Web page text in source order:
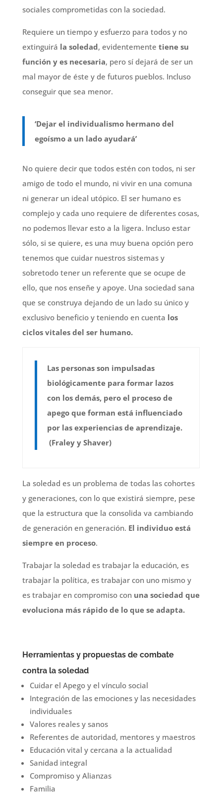
sociales comprometidas con la sociedad.
Requiere un tiempo y esfuerzo para todos y no
extinguirá la soledad, evidentemente tiene su
función y es necesaria, pero sí dejará de ser un
mal mayor de éste y de futuros pueblos. Incluso
conseguir que sea menor.
‘Dejar el individualismo hermano del
egoísmo a un lado ayudará’
No quiere decir que todos estén con todos, ni ser
amigo de todo el mundo, ni vivir en una comuna
ni generar un ideal utópico. El ser humano es
complejo y cada uno requiere de diferentes cosas,
no podemos llevar esto a la ligera. Incluso estar
sólo, si se quiere, es una muy buena opción pero
tenemos que cuidar nuestros sistemas y
sobretodo tener un referente que se ocupe de
ello, que nos enseñe y apoye. Una sociedad sana
que se construya dejando de un lado su único y
exclusivo beneficio y teniendo en cuenta los
ciclos vitales del ser humano.
Las personas son impulsadas
biológicamente para formar lazos
con los demás, pero el proceso de
apego que forman está influenciado
por las experiencias de aprendizaje.
(Fraley y Shaver)
La soledad es un problema de todas las cohortes
y generaciones, con lo que existirá siempre, pese
que la estructura que la consolida va cambiando
de generación en generación. El individuo está
siempre en proceso.
Trabajar la soledad es trabajar la educación, es
trabajar la política, es trabajar con uno mismo y
es trabajar en compromiso con una sociedad que
evoluciona más rápido de lo que se adapta.
Herramientas y propuestas de combate
contra la soledad
Cuidar el Apego y el vínculo social
Integración de las emociones y las necesidades
individuales
Valores reales y sanos
Referentes de autoridad, mentores y maestros
Educación vital y cercana a la actualidad
Sanidad integral
Compromiso y Alianzas
Familia